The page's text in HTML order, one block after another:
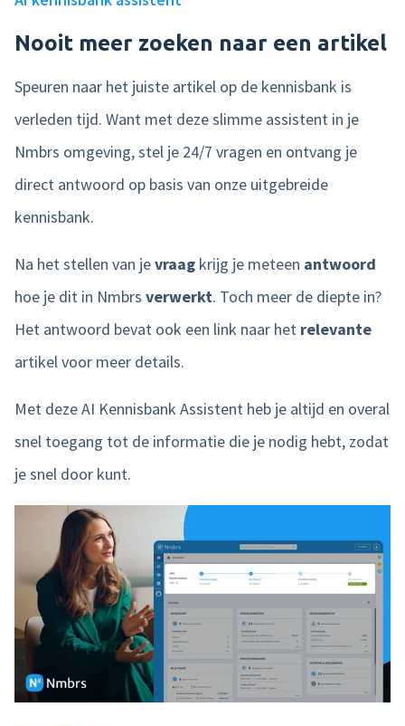
Nooit meer zoeken naar een artikel
Speuren naar het juiste artikel op de kennisbank is
verleden tijd. Want met deze slimme assistent in je
Nmbrs omgeving, stel je 24/7 vragen en ontvang je
direct antwoord op basis van onze uitgebreide
kennisbank.
Na het stellen van jevraag krijg je meteen antwoord
hoe je dit in Nmbrs verwerkt. Toch meer de diepte in?
Het antwoord bevat ook een link naar het relevante
artikel voor meer details.
Met deze AI Kennisbank Assistent heb je altijd en overal
snel toegang tot de informatie die je nodig hebt, zodat
je snel door kunt.